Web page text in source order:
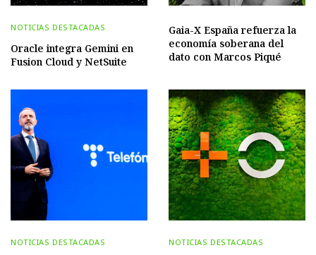
NOTICIAS DESTACADAS
Oracle integra Gemini en
Fusion Cloud y NetSuite
Gaia-X España refuerza la
economía soberana del
dato con Marcos Piqué
NOTICIAS DESTACADAS NOTICIAS DESTACADAS